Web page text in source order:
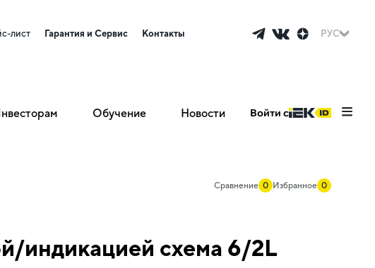
лист Гарантия и Сервис Контакты РУС
Обучение Новости Войти с
Сравнение 0 Избранное 0
индикацией схема 6/2L